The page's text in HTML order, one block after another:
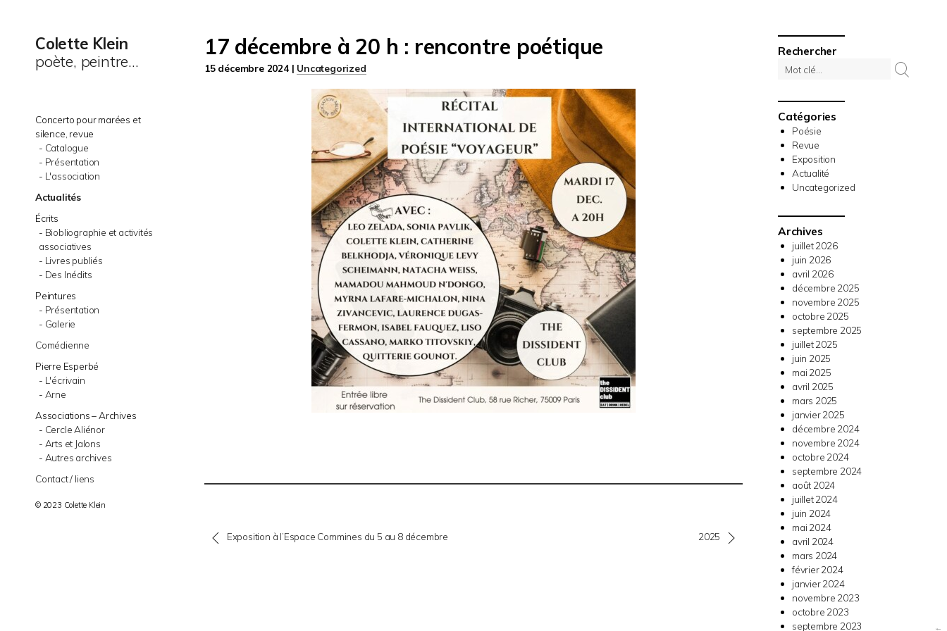
Colette Klein
poète, peintre...
Concerto pour marées et
silence, revue
Catalogue
Présentation
L'association
Actualités
Écrits
Biobliographie et activités
associatives
Livres publiés
Des Inédits
Peintures
Présentation
Galerie
Comédienne
Pierre Esperbé
L'écrivain
Arne
Associations – Archives
Cercle Aliénor
Arts et Jalons
Autres archives
Contact / liens
© 2023 Colette Klein
17 décembre à 20 h : rencontre poétique
15 décembre 2024 | Uncategorized
Exposition à l’Espace Commines du 5 au 8 décembre 2025
Rechercher
Catégories
Poésie
Revue
Exposition
Actualité
Uncategorized
Archives
juillet 2026
juin 2026
avril 2026
décembre 2025
novembre 2025
octobre 2025
septembre 2025
juillet 2025
juin 2025
mai 2025
avril 2025
mars 2025
janvier 2025
décembre 2024
novembre 2024
octobre 2024
septembre 2024
août 2024
juillet 2024
juin 2024
mai 2024
avril 2024
mars 2024
février 2024
janvier 2024
novembre 2023
octobre 2023
septembre 2023